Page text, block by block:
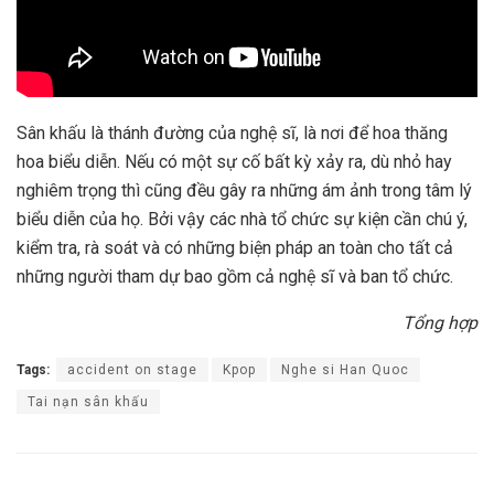
Sân khấu là thánh đường của nghệ sĩ, là nơi để hoa thăng
hoa biểu diễn. Nếu có một sự cố bất kỳ xảy ra, dù nhỏ hay
nghiêm trọng thì cũng đều gây ra những ám ảnh trong tâm lý
biểu diễn của họ. Bởi vậy các nhà tổ chức sự kiện cần chú ý,
kiểm tra, rà soát và có những biện pháp an toàn cho tất cả
những người tham dự bao gồm cả nghệ sĩ và ban tổ chức.
Tổng hợp
Tags: accident on stage Kpop Nghe si Han Quoc
Tai nạn sân khấu